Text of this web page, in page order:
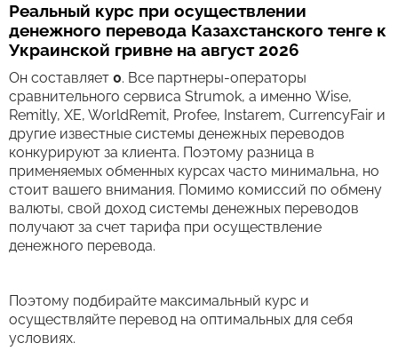
Реальный курс при осуществлении
денежного перевода Казахстанского тенге к
Украинской гривне на август 2026
Он составляет 0. Все партнеры-операторы
сравнительного сервиса Strumok, а именно Wise,
Remitly, XE, WorldRemit, Profee, Instarem, CurrencyFair и
другие известные системы денежных переводов
конкурируют за клиента. Поэтому разница в
применяемых обменных курсах часто минимальна, но
стоит вашего внимания. Помимо комиссий по обмену
валюты, свой доход системы денежных переводов
получают за счет тарифа при осуществление
денежного перевода.
Поэтому подбирайте максимальный курс и
осуществляйте перевод на оптимальных для себя
условиях.